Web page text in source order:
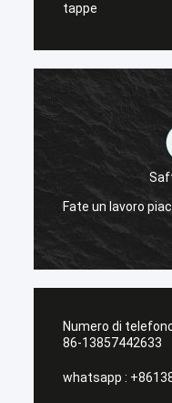
tappe
Fate un lavoro
Numero di
86-13857442633
whatsapp :